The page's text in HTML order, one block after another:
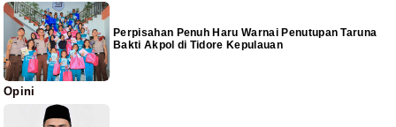
Perpisahan Penuh Haru Warnai Penutupan Taruna
Bakti Akpol di Tidore Kepulauan
Opini